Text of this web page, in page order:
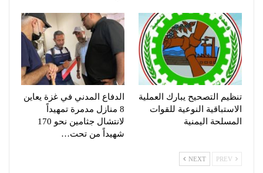
تنظيم التصحيح يبارك العملية
الاستباقية النوعية للقوات
المسلحة اليمنية
الدفاع المدني في غزة يعاين
8 منازل مدمرة تمهيداً
لانتشال جثامين نحو 170
شهيداً من تحت…
NEXT